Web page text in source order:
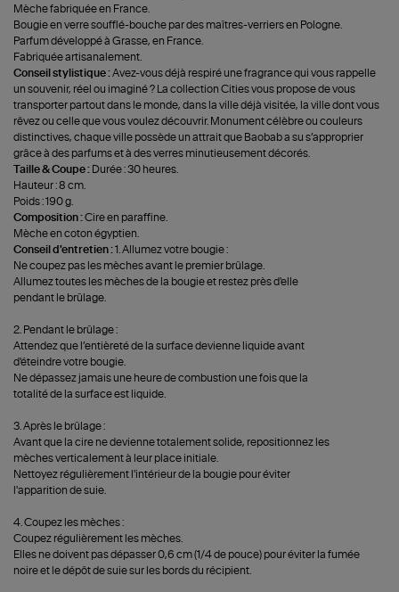
Mèche fabriquée en France.
Bougie en verre soufflé-bouche par des maîtres-verriers en Pologne.
Parfum développé à Grasse, en France.
Fabriquée artisanalement.
Conseil stylistique :Avez-vous déjà respiré une fragrance qui vous rappelle
un souvenir, réel ou imaginé ? La collection Cities vous propose de vous
transporter partout dans le monde, dans la ville déjà visitée, la ville dont vous
rêvez ou celle que vous voulez découvrir. Monument célèbre ou couleurs
distinctives, chaque ville possède un attrait que Baobab a su s’approprier
grâce à des parfums et à des verres minutieusement décorés.
Taille & Coupe : Durée : 30 heures.
Hauteur : 8 cm.
Poids : 190 g.
Composition :Cire en paraffine.
Mèche en coton égyptien.
Conseil d'entretien :1. Allumez votre bougie :
Ne coupez pas les mèches avant le premier brûlage.
Allumez toutes les mèches de la bougie et restez près d'elle
pendant le brûlage.
2. Pendant le brûlage :
Attendez que l’entièreté de la surface devienne liquide avant
d'éteindre votre bougie.
Ne dépassez jamais une heure de combustion une fois que la
totalité de la surface est liquide.
3. Après le brûlage :
Avant que la cire ne devienne totalement solide, repositionnez les
mèches verticalement à leur place initiale.
Nettoyez régulièrement l'intérieur de la bougie pour éviter
l'apparition de suie.
4. Coupez les mèches :
Coupez régulièrement les mèches.
Elles ne doivent pas dépasser 0,6 cm (1/4 de pouce) pour éviter la fumée
noire et le dépôt de suie sur les bords du récipient.